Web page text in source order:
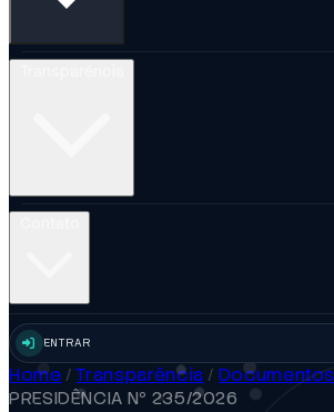
ENTRAR
Home / Transparência / Documentos
PRESIDÊNCIA Nº 235/2026